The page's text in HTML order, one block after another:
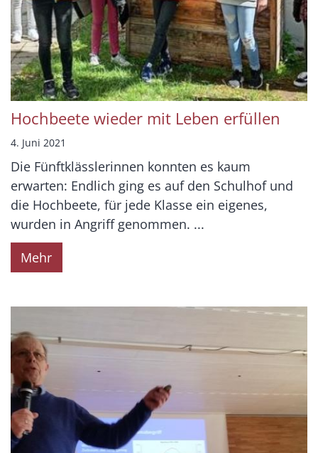
Hochbeete wieder mit Leben erfüllen
4. Juni 2021
Die Fünftklässlerinnen konnten es kaum
erwarten: Endlich ging es auf den Schulhof und
die Hochbeete, für jede Klasse ein eigenes,
wurden in Angriff genommen. ...
Mehr